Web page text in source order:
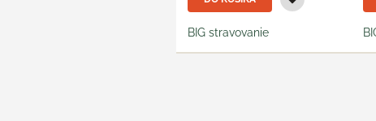
BIG stravovanie